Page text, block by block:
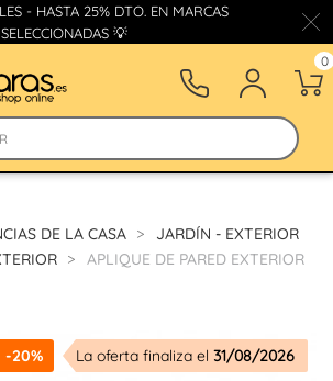
- HASTA 25% DTO. EN MARCAS
SELECCIONADAS 💡
0
DE LA CASA
JARDÍN - EXTERIOR
APLIQUE DE PARED EXTERIOR
-20% La oferta finaliza el 31/08/2026